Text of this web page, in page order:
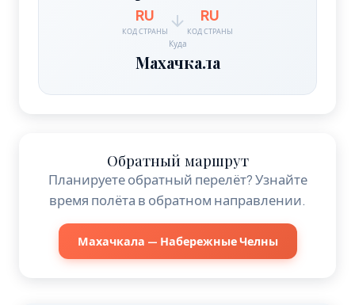
RU
КОД СТРАНЫ
RU
КОД СТРАНЫ
Куда
Махачкала
Обратный маршрут
Планируете обратный перелёт? Узнайте
время полёта в обратном направлении.
Махачкала — Набережные Челны